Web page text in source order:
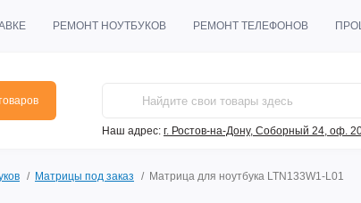
РЕМОНТ НОУТБУКОВ РЕМОНТ ТЕЛЕФОНОВ
Наш адрес: г. Ростов-на-Дону, Соборный 24, оф.
Матрицы под заказ Матрица для ноутбука LTN133W1-L01